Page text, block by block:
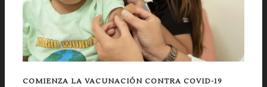
COMIENZA LA VACUNACIÓN CONTRA COVID-19